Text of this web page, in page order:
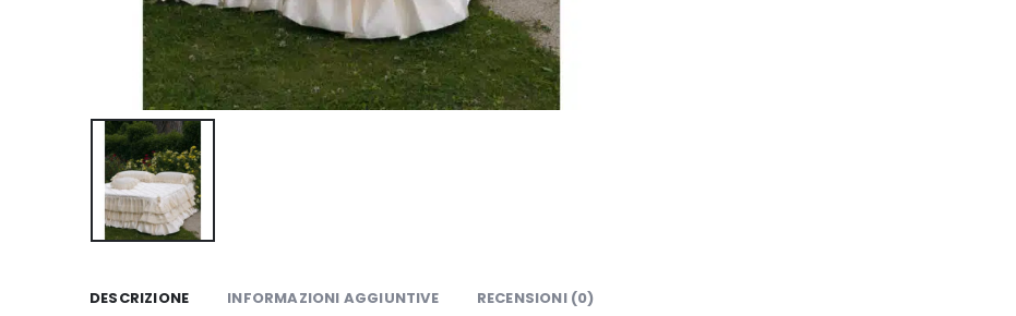
DESCRIZIONE INFORMAZIONI AGGIUNTIVE RECENSIONI (0)